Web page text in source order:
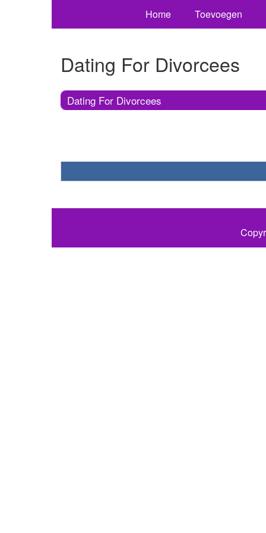
Home Toevoegen
Dating For Divorcees
Dating For Divorcees